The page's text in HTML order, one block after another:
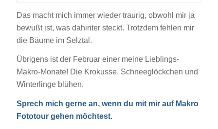
Das macht mich immer wieder traurig, obwohl mir ja
bewußt ist, was dahinter steckt. Trotzdem fehlen mir
die Bäume im Selztal.
Übrigens ist der Februar einer meine Lieblings-
Makro-Monate! Die Krokusse, Schneeglöckchen und
Winterlinge blühen.
Sprech mich gerne an, wenn du mit mir auf Makro
Fototour gehen möchtest.